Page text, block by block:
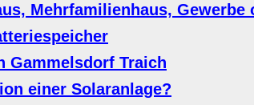
Mehrfamilienhaus, Gewerbe
Gammelsdorf Traich
einer Solaranlage?